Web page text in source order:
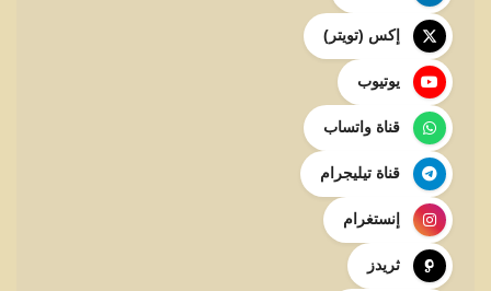
إكس (تويتر)
يوتيوب
قناة واتساب
قناة تيليجرام
إنستغرام
ثريدز